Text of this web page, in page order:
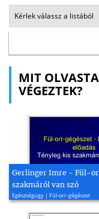
MIT
VÉGEZTEK?
Gerlinger Imre - Fül-
szakmáról van szó
Egészségügy | Fül-orr-gégészet